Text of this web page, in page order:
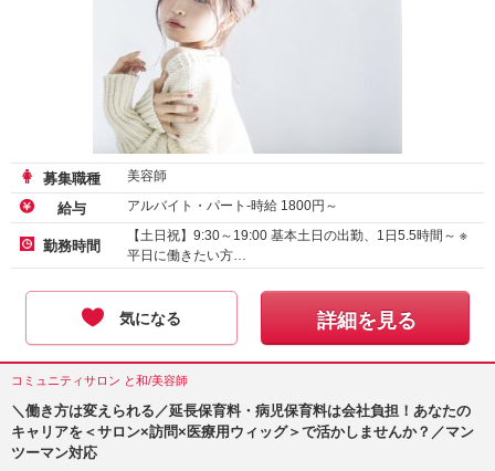
募集職種 美容師
給与 アルバイト・パート-時給 1800円～
勤務時間
【土日祝】9:30～19:00 基本土日の出勤、1日5.5時間～ ※
平日に働きたい方…
気になる 詳細を見る
コミュニティサロン と和/美容師
＼働き方は変えられる／延長保育料・病児保育料は会社負担！あなたの
キャリアを＜サロン×訪問×医療用ウィッグ＞で活かしませんか？／マン
ツーマン対応